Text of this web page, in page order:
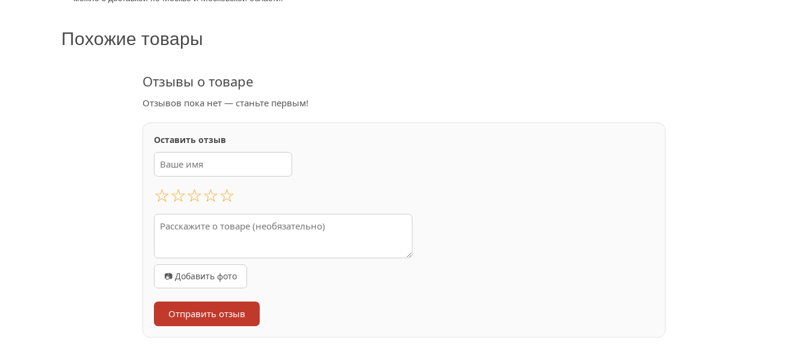
Похожие товары
Отзывы о товаре
Отзывов пока нет — станьте первым!
Оставить отзыв
☆☆☆☆☆
📷 Добавить фото
Отправить отзыв